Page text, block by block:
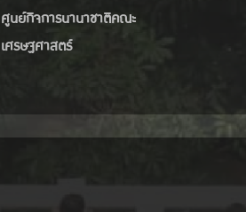
ศูนย์กิจการนานาชาติคณะ
เศรษฐศาสตร์